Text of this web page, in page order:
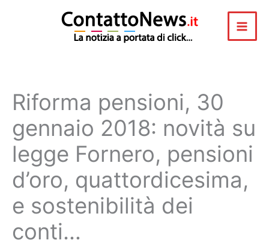
Riforma pensioni, 30
gennaio 2018: novità su
legge Fornero, pensioni
d’oro, quattordicesima,
e sostenibilità dei
conti…